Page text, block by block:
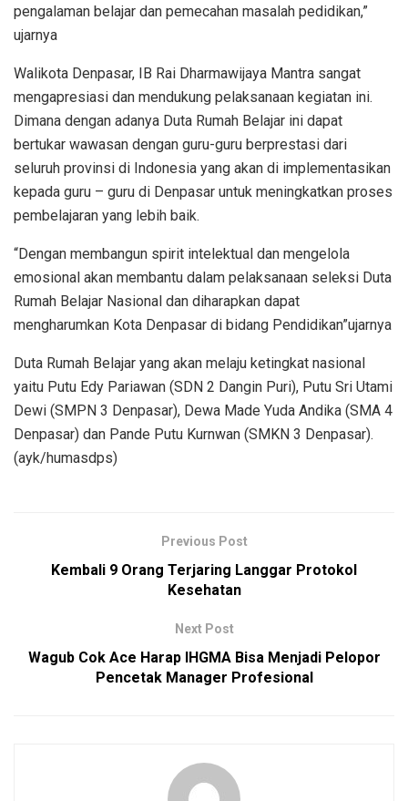
pengalaman belajar dan pemecahan masalah pedidikan,”
ujarnya
Walikota Denpasar, IB Rai Dharmawijaya Mantra sangat
mengapresiasi dan mendukung pelaksanaan kegiatan ini.
Dimana dengan adanya Duta Rumah Belajar ini dapat
bertukar wawasan dengan guru-guru berprestasi dari
seluruh provinsi di Indonesia yang akan di implementasikan
kepada guru – guru di Denpasar untuk meningkatkan proses
pembelajaran yang lebih baik.
“Dengan membangun spirit intelektual dan mengelola
emosional akan membantu dalam pelaksanaan seleksi Duta
Rumah Belajar Nasional dan diharapkan dapat
mengharumkan Kota Denpasar di bidang Pendidikan”ujarnya
Duta Rumah Belajar yang akan melaju ketingkat nasional
yaitu Putu Edy Pariawan (SDN 2 Dangin Puri), Putu Sri Utami
Dewi (SMPN 3 Denpasar), Dewa Made Yuda Andika (SMA 4
Denpasar) dan Pande Putu Kurnwan (SMKN 3 Denpasar).
(ayk/humasdps)
Previous Post
Kembali 9 Orang Terjaring Langgar Protokol
Kesehatan
Next Post
Wagub Cok Ace Harap IHGMA Bisa Menjadi Pelopor
Pencetak Manager Profesional